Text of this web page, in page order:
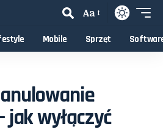
Aa
Mobile Sprzęt
jak wyłączyć